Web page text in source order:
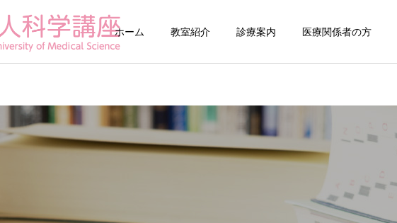
ホーム 教室紹介 診療案内 医療関係者の方
生殖医療